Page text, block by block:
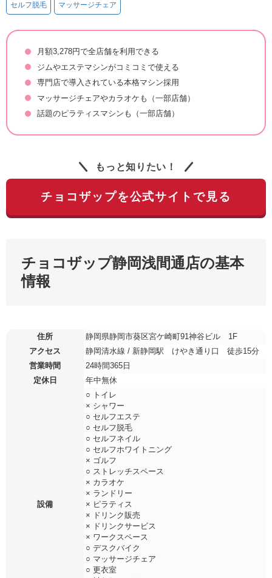
セルフ脱毛 マッサージチェア
月額3,278円で全店舗を利用できる
ジムやエステマシンがコミコミで使える
専門店で導入されている本格マシン採用
マッサージチェアやカラオケも（一部店舗）
話題のピラティスマシンも（一部店舗）
もっと知りたい！
チョコザップを公式サイトで見る
チョコザップ静岡浅間通店の基本
情報
住所
静岡県静岡市葵区宮ケ崎町91神谷ビル 1F
アクセス
静岡清水線 / 新静岡駅 けやき通り口 徒歩15分
営業時間
24時間365日
定休日
年中無休
設備
○ トイレ
× シャワー
○ セルフエステ
○ セルフ脱毛
○ セルフネイル
○ セルフホワイトニング
× ゴルフ
○ ストレッチスペース
× カラオケ
× ランドリー
× ピラティス
× ドリンク販売
× ドリンクサービス
× ワークスペース
○ デスクバイク
○ マッサージチェア
○ 更衣室